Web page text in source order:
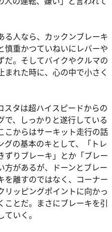
る人なら、カックンブレーキ
慎重かつていねいにレバーや
だ。そしてバイクやクルマの
れた時に、心の中で小さく
スタは超ハイスピードからの
、しっかりと遂行している
こからはサーキット走行の話
グの基本のキとして、「トレ
ずりブレーキ」とか「ブレー
方があるが、ドーンとブレー
を離すのではなく、コーナー
リッピングポイントに向かっ
ことだ。まさにブレーキを引
いく。